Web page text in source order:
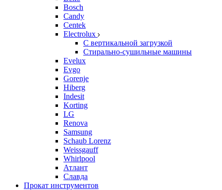
Bosch
Candy
Centek
Electrolux
С вертикальной загрузкой
Стирально-сушильные машины
Evelux
Evgo
Gorenje
Hiberg
Indesit
Korting
LG
Renova
Samsung
Schaub Lorenz
Weissgauff
Whirlpool
Атлант
Славда
Прокат инструментов